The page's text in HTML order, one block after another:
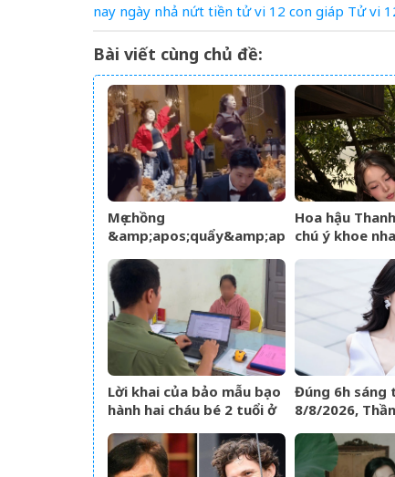
nay ngày nhả nứt tiền tử vi 12 con giáp Tử vi
Bài viết cùng chủ đề:
Mẹ chồng
&amp;apos;quẩy&amp;apos;
cô dâu nói một câu, lời
đáp của chú rể gây sốt
Hoa hậu
chú ý khoe
Lời khai của bảo mẫu bạo
hành hai cháu bé 2 tuổi ở
TPHCM
Đúng 6h sáng
8/8/2026,
trúng hố
ùa về nhà như